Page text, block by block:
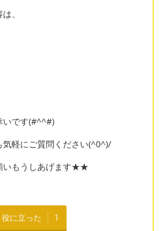
、
いです(#^^#)
気軽にご質問ください(^0^)/
もうしあげます★★
役に立った 1